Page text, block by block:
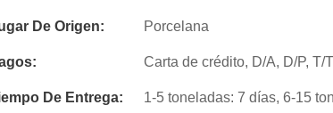
De Origen: Porcelana
Carta de crédito, D/A, D/P, T/
De Entrega:
1-5 toneladas: 7 días, 6-15